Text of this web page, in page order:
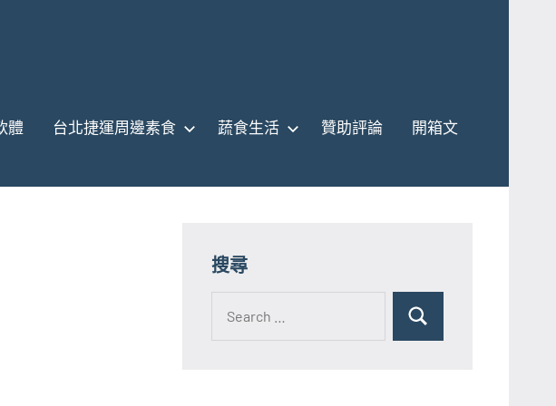
體 台北捷運周邊素食 蔬食生活 贊助評論 開箱文
搜尋
for:
Search